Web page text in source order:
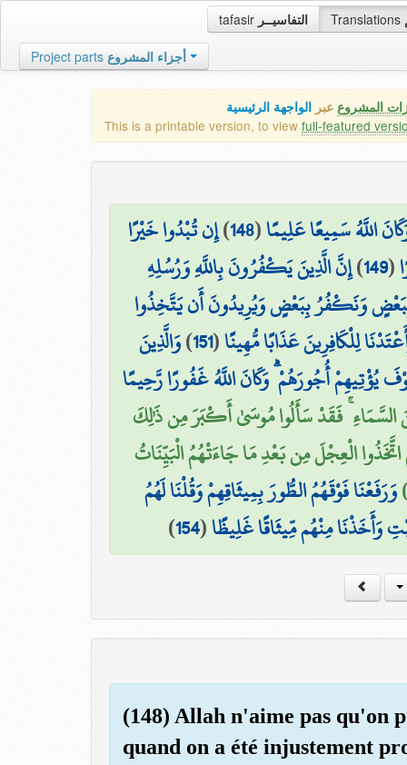
tafasir التفاسيــر Translations
Project parts أجزاء المشروع
المشروع عبر الواجهة الرئيسية
This is a printable version, to view full-featured
اللَّهُ سَمِيعًا عَلِيمًا(
148
)إِن تُبْدُوا خَيْرًا
(
149
)إِنَّ الَّذِينَ يَكْفُرُونَ بِاللَّهِ وَرُسُلِهِ
بِبَعْضٍ وَنَكْفُرُ بِبَعْضٍ وَيُرِيدُونَ أَن يَتَّخِذُوا
لِلْكَافِرِينَ عَذَابًا مُّهِينًا(
151
)وَالَّذِينَ
يُؤْتِيهِمْ أُجُورَهُمْ ۗ وَكَانَ اللَّهُ غَفُورًا رَّحِيمًا
السَّمَاءِ ۚ فَقَدْ سَأَلُوا مُوسَىٰ أَكْبَرَ مِن ذَٰلِكَ
الْعِجْلَ مِن بَعْدِ مَا جَاءَتْهُمُ الْبَيِّنَاتُ
وَرَفَعْنَا فَوْقَهُمُ الطُّورَ بِمِيثَاقِهِمْ وَقُلْنَا لَهُمُ
وَأَخَذْنَا مِنْهُم مِّيثَاقًا غَلِيظًا(
154
)
(148) Allah n'aime pas qu'on
quand on a été injustement